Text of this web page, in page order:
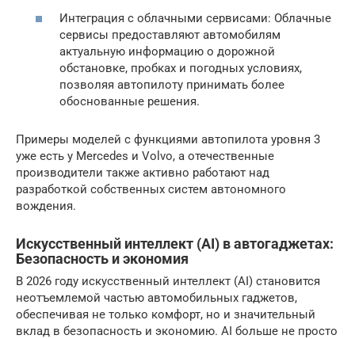
Интеграция с облачными сервисами: Облачные
сервисы предоставляют автомобилям
актуальную информацию о дорожной
обстановке, пробках и погодных условиях,
позволяя автопилоту принимать более
обоснованные решения.
Примеры моделей с функциями автопилота уровня 3
уже есть у Mercedes и Volvo, а отечественные
производители также активно работают над
разработкой собственных систем автономного
вождения.
Искусственный интеллект (AI) в автогаджетах:
Безопасность и экономия
В 2026 году искусственный интеллект (AI) становится
неотъемлемой частью автомобильных гаджетов,
обеспечивая не только комфорт, но и значительный
вклад в безопасность и экономию. AI больше не просто